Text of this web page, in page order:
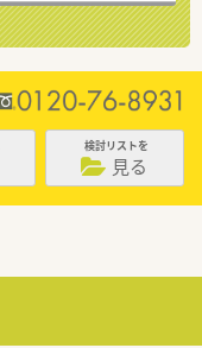
検討リストを
見る